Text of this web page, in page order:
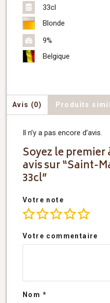
33cl
Blonde
9%
Belgique
Avis (0) Produits
Il n’y a pas encore d’avis.
Soyez le premier
avis sur “Saint-
33cl”
Votre note
Votre commentaire
Nom *